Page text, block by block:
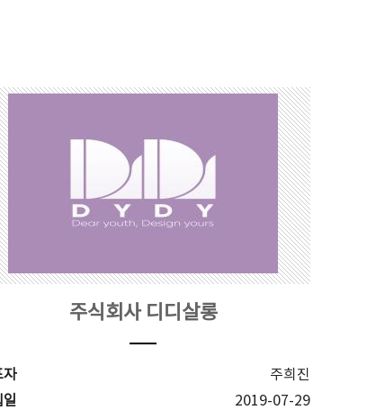
주식회사 디디살롱
자
주희진
일
2019-07-29